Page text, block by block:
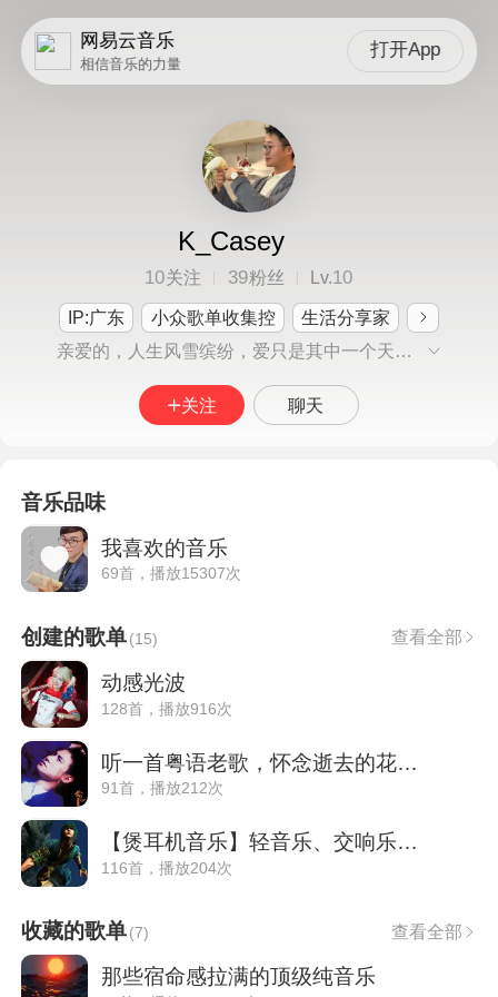
网易云音乐
相信音乐的力量
打开App
K_Casey
10关注 39粉丝 Lv.10
IP:广东 小众歌单收集控
生活分享家
亲爱的，人生风雪缤纷，爱只是其中一个天气。 #somewhere only we know
关注 聊天
音乐品味
我喜欢的音乐
69首，播放15307次
创建的歌单(15) 查看全部
动感光波
128首，播放916次
听一首粤语老歌，怀念逝去的花样年华.
91首，播放212次
【煲耳机音乐】轻音乐、交响乐。花样乐器
116首，播放204次
收藏的歌单(7) 查看全部
那些宿命感拉满的顶级纯音乐